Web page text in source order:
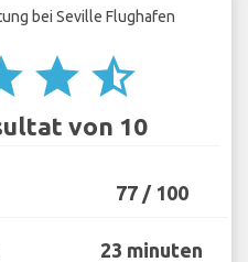
star star_half
von 10
77 / 100
23 minuten